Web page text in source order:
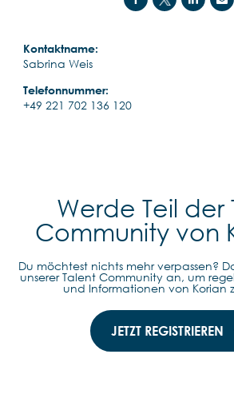
Kontaktname:
Sabrina Weis
Telefonnummer:
+49 221 702 136 120
Werde Teil der
Community von
Du möchtest nichts mehr verpassen?
unserer Talent Community an, um
und Informationen von Korian
JETZT REGISTRIEREN